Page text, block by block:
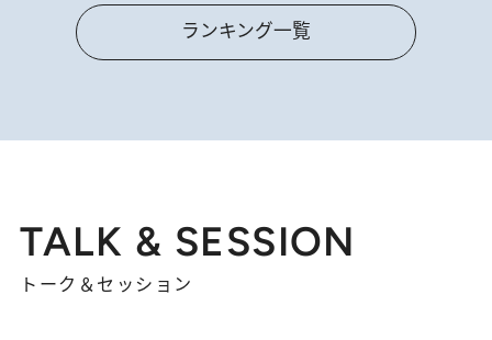
ランキング一覧
TALK & SESSION
トーク＆セッション